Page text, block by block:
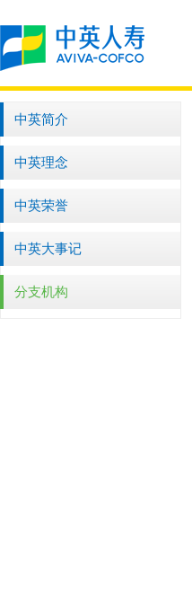
中英简介
中英理念
中英荣誉
中英大事记
分支机构